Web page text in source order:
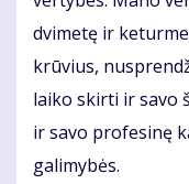
dvimetę ir
krūvius,
laiko skirti ir savo
ir savo profesinę
galimybės.